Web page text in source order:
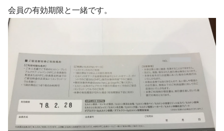
会員の有効期限と一緒です。